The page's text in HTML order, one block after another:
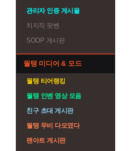
관리자 인증 게시물
치지직 팟벤
SOOP 게시판
월탱 미디어 & 모드
월탱 티어랭킹
월탱 인벤 영상 모음
친구 초대 게시판
월탱 무비 다모였다
팬아트 게시판